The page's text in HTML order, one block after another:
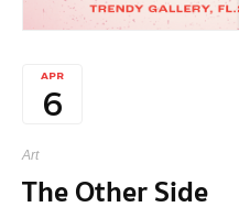
APR
6
Art
The Other Side